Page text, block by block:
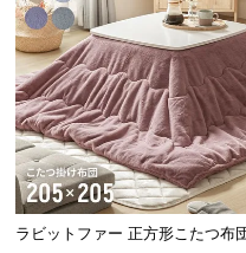
ー
ト
お
知
ら
ラビットファー 正方形こたつ布